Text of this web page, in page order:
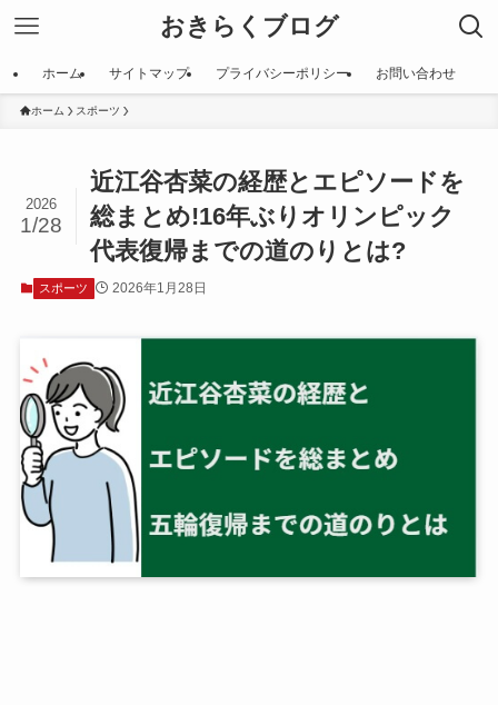
おきらくブログ
ホーム サイトマップ プライバシーポリシー お問い合わせ
ホーム スポーツ
近江谷杏菜の経歴とエピソードを
総まとめ!16年ぶりオリンピック
代表復帰までの道のりとは?
2026
1/28
スポーツ 2026年1月28日